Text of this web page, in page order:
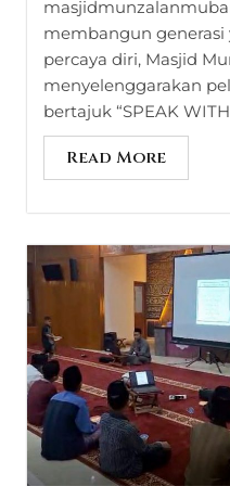
membangun
percaya diri, Masjid
menyelenggarakan
bertajuk “SPEAK
Read More